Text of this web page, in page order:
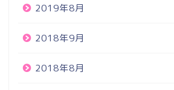
2019年8月
2018年9月
2018年8月